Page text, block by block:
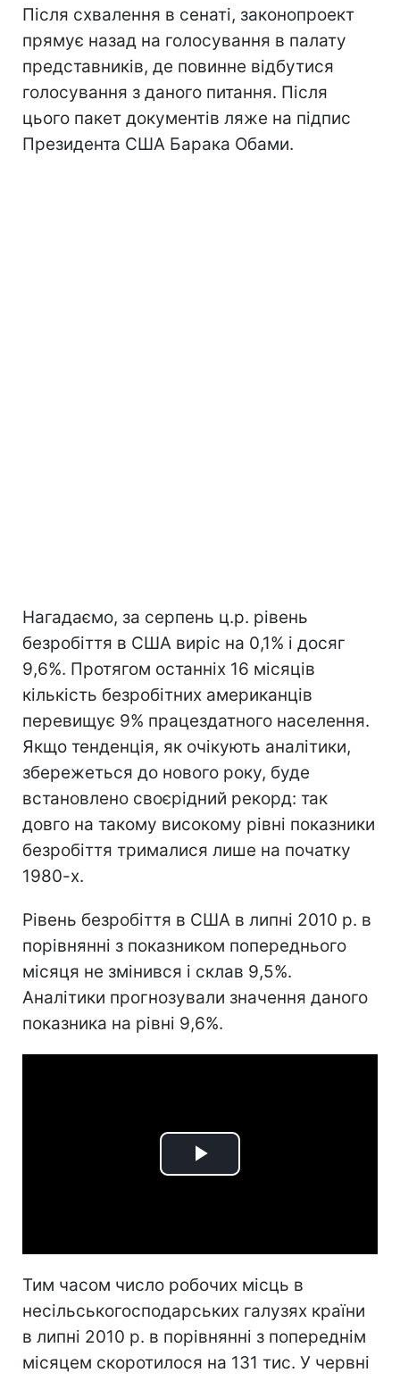
Після схвалення в сенаті, законопроект
прямує назад на голосування в палату
представників, де повинне відбутися
голосування з даного питання. Після
цього пакет документів ляже на підпис
Президента США Барака Обами.
Нагадаємо, за серпень ц.р. рівень
безробіття в США виріс на 0,1% і досяг
9,6%. Протягом останніх 16 місяців
кількість безробітних американців
перевищує 9% працездатного населення.
Якщо тенденція, як очікують аналітики,
збережеться до нового року, буде
встановлено своєрідний рекорд: так
довго на такому високому рівні показники
безробіття трималися лише на початку
1980-х.
Рівень безробіття в США в липні 2010 р. в
порівнянні з показником попереднього
місяця не змінився і склав 9,5%.
Аналітики прогнозували значення даного
показника на рівні 9,6%.
Play
Тим часом число робочих місць в
несільськогосподарських галузях країни
в липні 2010 р. в порівнянні з попереднім
місяцем скоротилося на 131 тис. У червні